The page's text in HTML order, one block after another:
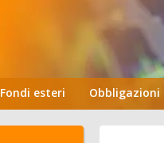
Fondi esteri Obbligazioni